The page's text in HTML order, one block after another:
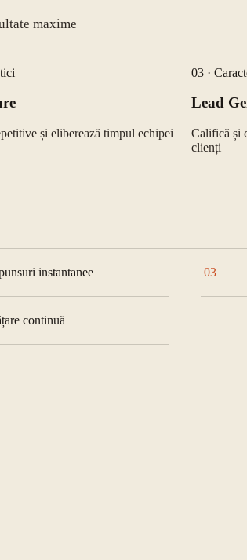
maxime
și eliberează timpul echipei
03 ·
Lead
Califică și
clienți
instantanee 03
continuă